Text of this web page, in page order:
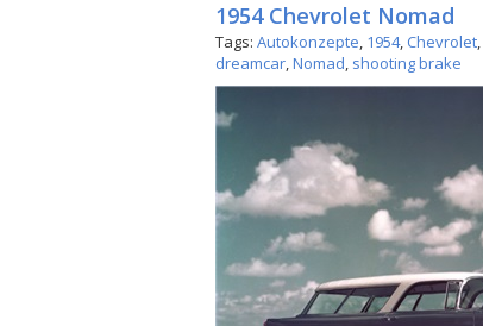
1954 Chevrolet Nomad
Tags: Autokonzepte, 1954, Chevrolet,
dreamcar,Nomad, shooting brake